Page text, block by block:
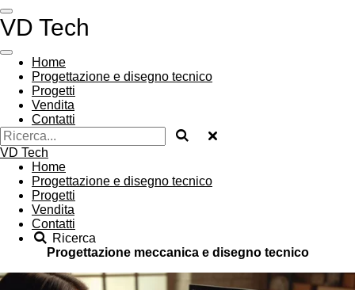
Vai
al
principale
VD Tech
Home
Progettazione e disegno tecnico
Progetti
Vendita
Contatti
VD Tech
Home
Progettazione e disegno tecnico
Progetti
Vendita
Contatti
Ricerca
Progettazione meccanica e disegno tecnico